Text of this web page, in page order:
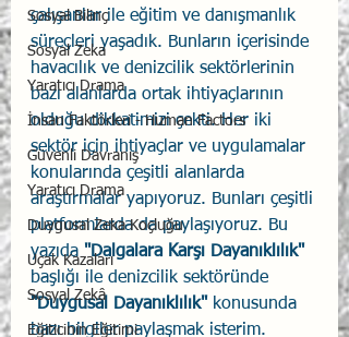
Sosyal Bilinç
Sosyal Zeka
Yaratıcı Drama
İnsan Faktörleri - Human Factors
Güvenli Davranış
Yaratıcı Drama
Duygusal Zeka Koçluğu
Uçak Kazaları
Sosyal Zekâ
Eğiticinin Eğitimi
çalışanlar ile eğitim ve danışmanlık
süreçleri yaşadık. Bunların içerisinde
havacılık ve denizcilik sektörlerinin
bazı alanlarda ortak ihtiyaçlarının
olduğu dikkatimizi çekti. Her iki
sektör için ihtiyaçlar ve uygulamalar
konularında çeşitli alanlarda
araştırmalar yapıyoruz. Bunları çeşitli
platformlarda da paylaşıyoruz. Bu
yazıda "Dalgalara Karşı Dayanıklılık"
başlığı ile denizcilik sektöründe
"Duygusal Dayanıklılık" konusunda
bazı bilgiler paylaşmak isterim.